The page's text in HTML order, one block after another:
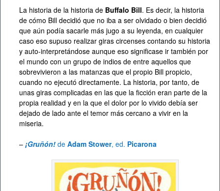
La historia de la historia de Buffalo Bill. Es decir, la historia
de cómo Bill decidió que no iba a ser olvidado o bien decidió
que aún podía sacarle más jugo a su leyenda, en cualquier
caso eso supuso realizar giras circenses contando su historia
y auto-interpretándose aunque eso significase ir también por
el mundo con un grupo de indios de entre aquellos que
sobrevivieron a las matanzas que el propio Bill propicio,
cuando no ejecutó directamente. La historia, por tanto, de
unas giras complicadas en las que la ficción eran parte de la
propia realidad y en la que el dolor por lo vivido debía ser
dejado de lado ante el temor más cercano a vivir en la
miseria.
– ¡Gruñón! de Adam Stower, ed. Picarona